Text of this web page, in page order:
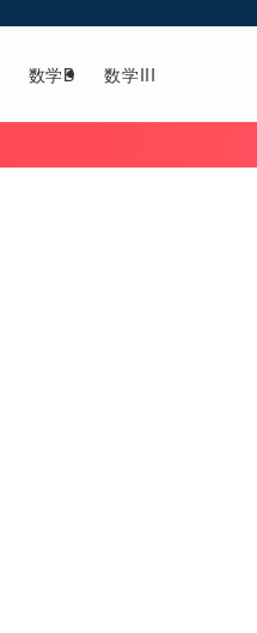
数学B 数学III